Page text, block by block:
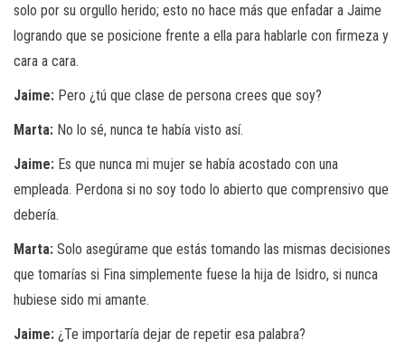
solo por su orgullo herido; esto no hace más que enfadar a Jaime
logrando que se posicione frente a ella para hablarle con firmeza y
cara a cara.
Jaime: Pero ¿tú que clase de persona crees que soy?
Marta: No lo sé, nunca te había visto así.
Jaime: Es que nunca mi mujer se había acostado con una
empleada. Perdona si no soy todo lo abierto que comprensivo que
debería.
Marta: Solo asegúrame que estás tomando las mismas decisiones
que tomarías si Fina simplemente fuese la hija de Isidro, si nunca
hubiese sido mi amante.
Jaime: ¿Te importaría dejar de repetir esa palabra?